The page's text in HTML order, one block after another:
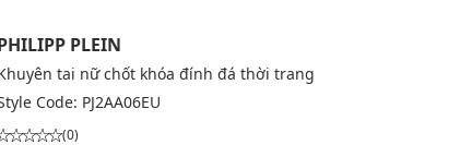
PLEIN
tai nữ chốt khóa đính đá thời trang
Code: PJ2AA06EU
(0)